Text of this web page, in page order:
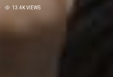
13.4K VIEWS